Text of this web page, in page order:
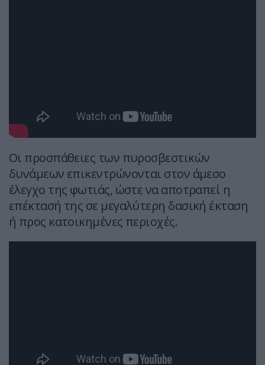
Οι προσπάθειες των πυροσβεστικών
δυνάμεων επικεντρώνονται στον άμεσο
έλεγχο της φωτιάς, ώστε να αποτραπεί η
επέκτασή της σε μεγαλύτερη δασική έκταση
ή προς κατοικημένες περιοχές.